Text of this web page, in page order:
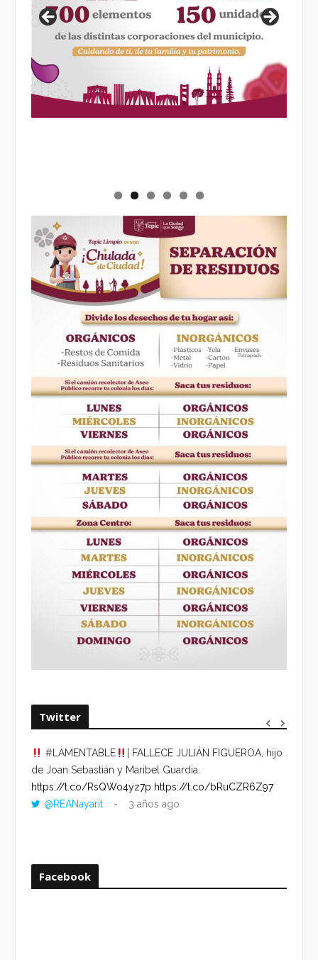
Twitter
#LAMENTABLE
| FALLECE JULIÁN FIGUEROA, hijo
de Joan Sebastián y Maribel Guardia.
https://t.co/RsQWo4yz7p https://t.co/bRuCZR6Z97
@REANayarit
3 años ago
Facebook